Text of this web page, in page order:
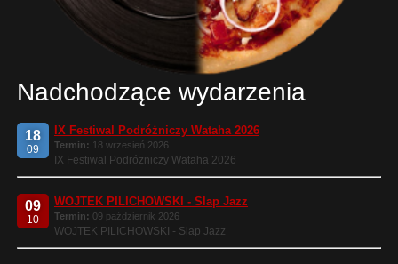
Nadchodzące wydarzenia
18
09
IX Festiwal Podróżniczy Wataha 2026
Termin: 18 wrzesień 2026
IX Festiwal Podróżniczy Wataha 2026
09
10
WOJTEK PILICHOWSKI - Slap Jazz
Termin: 09 październik 2026
WOJTEK PILICHOWSKI - Slap Jazz